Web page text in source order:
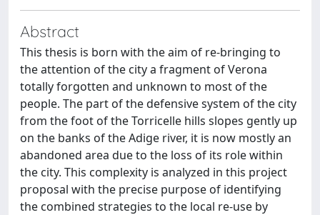
Abstract
This thesis is born with the aim of re-bringing to
the attention of the city a fragment of Verona
totally forgotten and unknown to most of the
people. The part of the defensive system of the city
from the foot of the Torricelle hills slopes gently up
on the banks of the Adige river, it is now mostly an
abandoned area due to the loss of its role within
the city. This complexity is analyzed in this project
proposal with the precise purpose of identifying
the combined strategies to the local re-use by